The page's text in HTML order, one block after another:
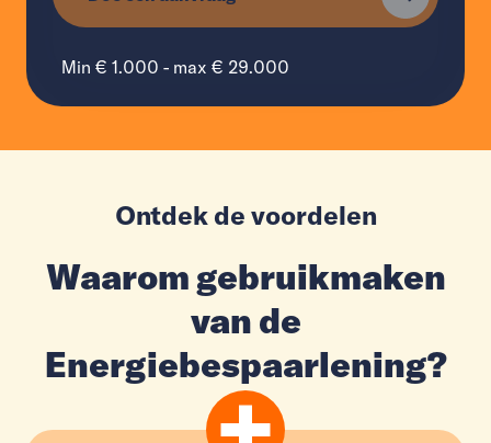
Min € 1.000 - max € 29.000
Ontdek de voordelen
Waarom gebruikmaken
van de
Energiebespaarlening?